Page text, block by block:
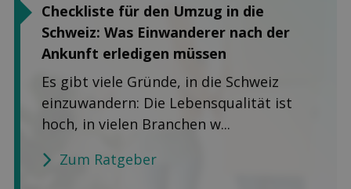
Checkliste für den Umzug in die
Schweiz: Was Einwanderer nach der
Ankunft erledigen müssen
Es gibt viele Gründe, in die Schweiz
einzuwandern: Die Lebensqualität ist
hoch, in vielen Branchen w...
Zum Ratgeber